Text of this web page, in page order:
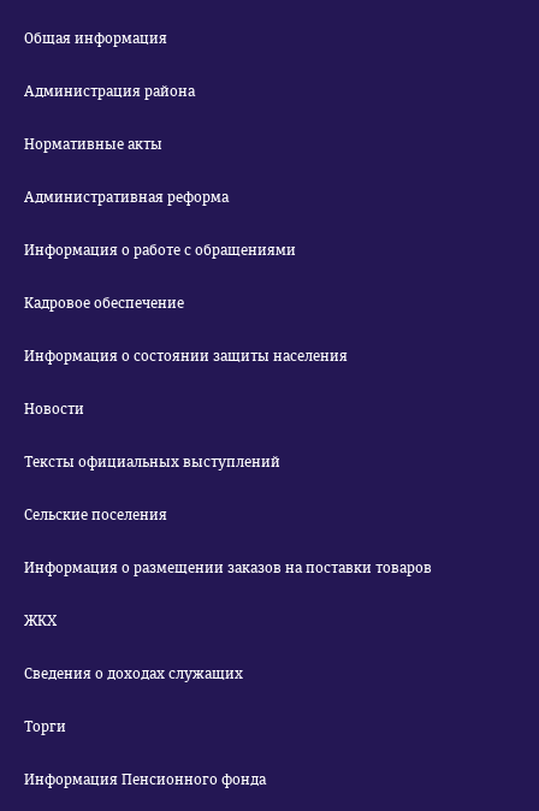
Общая информация
Администрация района
Нормативные акты
Административная реформа
Информация о работе с обращениями
Кадровое обеспечение
Информация о состоянии защиты населения
Новости
Тексты официальных выступлений
Сельские поселения
Информация о размещении заказов на поставки товаров
ЖКХ
Сведения о доходах служащих
Торги
Информация Пенсионного фонда